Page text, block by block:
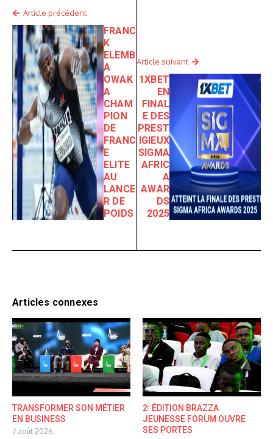
Article précédent
FRANC
K
ELEMB
A
OWAK
A
CHAM
PION
DE
FRANC
E
ELITE
AU
LANCE
R DE
POIDS
Article suivant
1XBET
EN
FINAL
E DES
PREST
IGIEUX
SIGMA
AFRIC
A
AWAR
DS
2025
Articles connexes
TRANSFORMER SON MÉTIER
EN BUSINESS
7 août 2026
2ᵉ ÉDITION BRAZZA
JEUNESSE FORUM OUVRE
SES PORTES